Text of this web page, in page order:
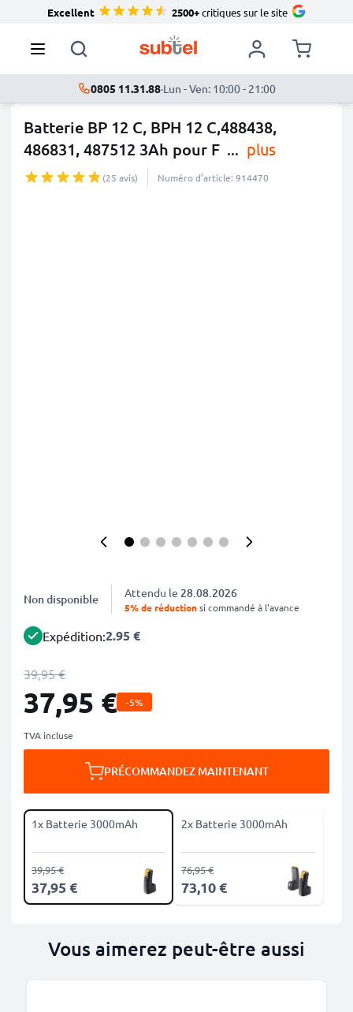
Excellent 2500+critiques sur le site
0805 11.31.88·Lun - Ven: 10:00 - 21:00
Batterie BP 12 C, BPH 12 C,488438,
486831, 487512 3Ah pour F ... plus
(25 avis) Numéro d’article: 914470
Non disponible Attendu le 28.08.2026
5% de réductionsi commandé à l'avance
Expédition:2.95 €
39,95 €
37,95 € -5%
TVA incluse
PRÉCOMMANDEZ MAINTENANT
1x Batterie 3000mAh
37,95 €
39,95 €
2x Batterie 3000mAh
73,10 €
76,95 €
Vous aimerez peut-être aussi